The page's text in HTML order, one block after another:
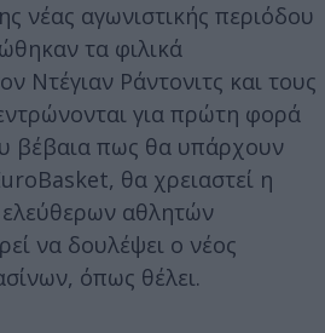
νέας αγωνιστικής περιόδου
τα φιλικά
Ντέγιαν Ράντονιτς και τους
για πρώτη φορά
βέβαια πως θα υπάρχουν
θα χρειαστεί η
αθλητών
να δουλέψει ο νέος
όπως θέλει.